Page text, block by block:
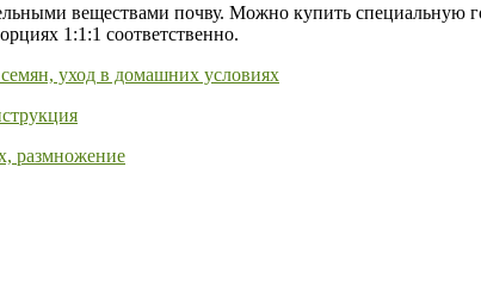
веществами почву. Можно купить специальную
1:1:1 соответственно.